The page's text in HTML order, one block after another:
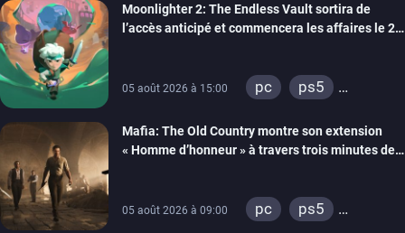
Moonlighter 2: The Endless Vault sortira de
l’accès anticipé et commencera les affaires le 2
05 août 2026 à 15:00 pc
ps5
Mafia: The Old Country montre son extension
« Homme d’honneur » à travers trois minutes de
05 août 2026 à 09:00 pc
ps5